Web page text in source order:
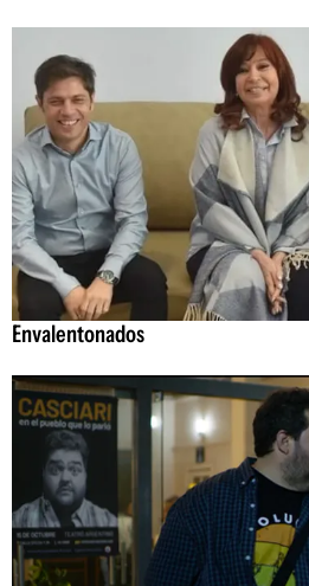
Envalentonados